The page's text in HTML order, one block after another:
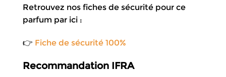
Retrouvez nos fiches de sécurité pour ce
parfum par ici :
👉 Fiche de sécurité 100%
Recommandation IFRA